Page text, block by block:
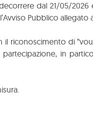
dal 21/05/
Pubblico allegato
riconoscimento di
in